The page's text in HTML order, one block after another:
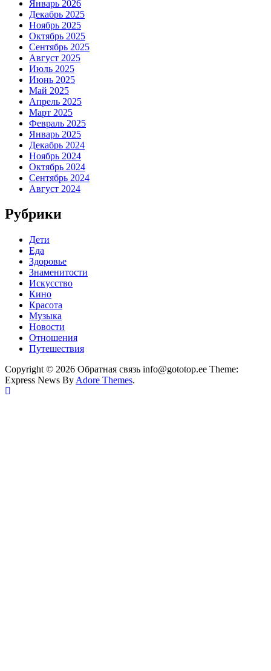
Январь 2026
Декабрь 2025
Ноябрь 2025
Октябрь 2025
Сентябрь 2025
Август 2025
Июль 2025
Июнь 2025
Май 2025
Апрель 2025
Март 2025
Февраль 2025
Январь 2025
Декабрь 2024
Ноябрь 2024
Октябрь 2024
Сентябрь 2024
Август 2024
Рубрики
Дети
Еда
Здоровье
Знаменитости
Искусство
Кино
Красота
Музыка
Новости
Отношения
Путешествия
Copyright © 2026 Обратная связь info@gototop.ee Theme:
Express News By Adore Themes.